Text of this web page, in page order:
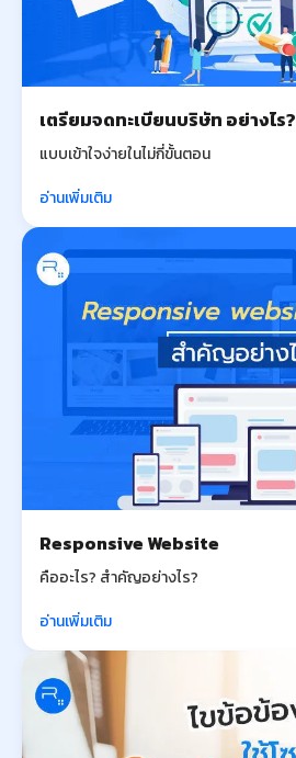
เตรียมจดทะเบียนบริษัท อย่างไร?
แบบเข้าใจง่ายในไม่กี่ขั้นตอน
อ่านเพิ่มเติม
Responsive Website
คืออะไร? สำคัญอย่างไร?
อ่านเพิ่มเติม